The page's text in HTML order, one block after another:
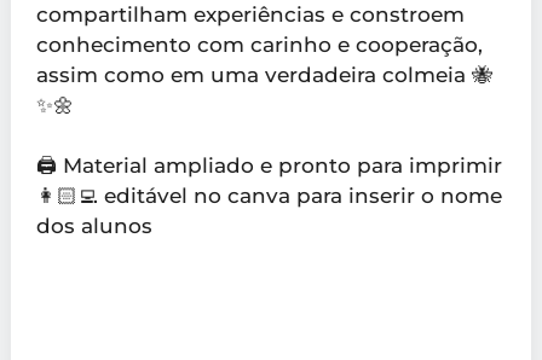
compartilham experiências e constroem
conhecimento com carinho e cooperação,
assim como em uma verdadeira colmeia 🐝
✨🌼
🖨️ Material ampliado e pronto para imprimir
👩🏻‍💻 editável no canva para inserir o nome
dos alunos